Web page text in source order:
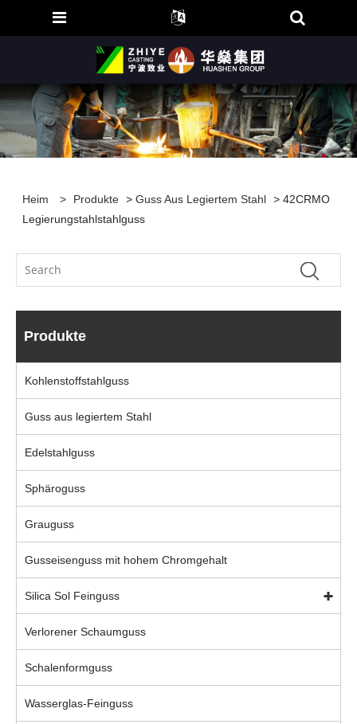
Heim > Produkte >Guss Aus Legiertem Stahl > 42CRMO
Legierungstahlstahlguss
Produkte
Kohlenstoffstahlguss
Guss aus legiertem Stahl
Edelstahlguss
Sphäroguss
Grauguss
Gusseisenguss mit hohem Chromgehalt
Silica Sol Feinguss
Verlorener Schaumguss
Schalenformguss
Wasserglas-Feinguss